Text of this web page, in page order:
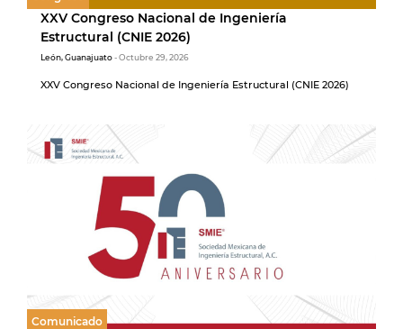
XXV Congreso Nacional de Ingeniería
Estructural (CNIE 2026)
León, Guanajuato- Octubre 29, 2026
XXV Congreso Nacional de Ingeniería Estructural (CNIE 2026)
Comunicado